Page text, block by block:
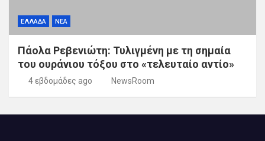
ΕΛΛΑΔΑ ΝΕΑ
Πάολα Ρεβενιώτη: Τυλιγμένη με τη σημαία
του ουράνιου τόξου στο «τελευταίο αντίο»
4 εβδομάδες ago NewsRoom